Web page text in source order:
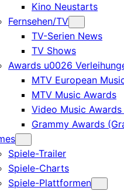
Kino Neustarts
Fernsehen/TV
TV-Serien News
TV Shows
Awards u0026
MTV European
MTV Music Awards
Video Music Awards
Grammy Awards
Spiele-Trailer
Spiele-Charts
Spiele-Plattformen